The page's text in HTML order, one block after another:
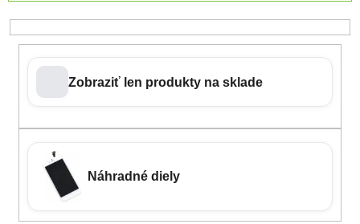
Zobraziť len produkty na sklade
Náhradné diely